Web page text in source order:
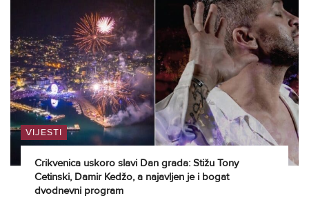
VIJESTI
Crikvenica uskoro slavi Dan grada: Stižu Tony
Cetinski, Damir Kedžo, a najavljen je i bogat
dvodnevni program